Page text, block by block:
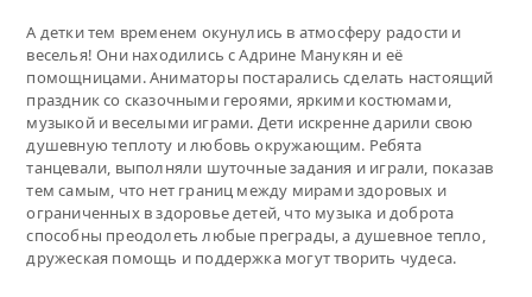
А детки тем временем окунулись в атмосферу радости и
веселья! Они находились с Адрине Манукян и её
помощницами. Аниматоры постарались сделать настоящий
праздник со сказочными героями, яркими костюмами,
музыкой и веселыми играми. Дети искренне дарили свою
душевную теплоту и любовь окружающим. Ребята
танцевали, выполняли шуточные задания и играли, показав
тем самым, что нет границ между мирами здоровых и
ограниченных в здоровье детей, что музыка и доброта
способны преодолеть любые преграды, а душевное тепло,
дружеская помощь и поддержка могут творить чудеса.